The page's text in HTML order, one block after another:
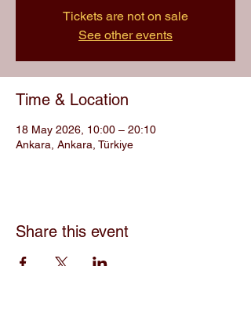
Tickets are not on sale
See other events
Time & Location
18 May 2026, 10:00 – 20:10
Ankara, Ankara, Türkiye
Share this event